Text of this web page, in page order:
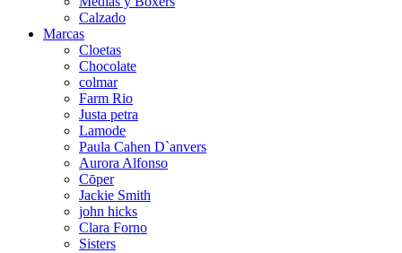
Calzado
Marcas
Cloetas
Chocolate
colmar
Farm Rio
Justa petra
Lamode
Paula Cahen D`anvers
Aurora Alfonso
Cōper
Jackie Smith
john hicks
Clara Forno
Sisters